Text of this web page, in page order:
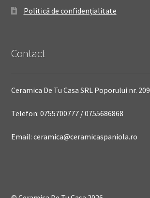
Politică de confidențialitate
Contact
Ceramica De Tu Casa SRL Poporului nr.
Telefon: 0755700777 / 0755686868
Email: ceramica@ceramicaspaniola.ro